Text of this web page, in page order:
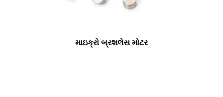
માઇક્રો બ્રશલેસ મોટર